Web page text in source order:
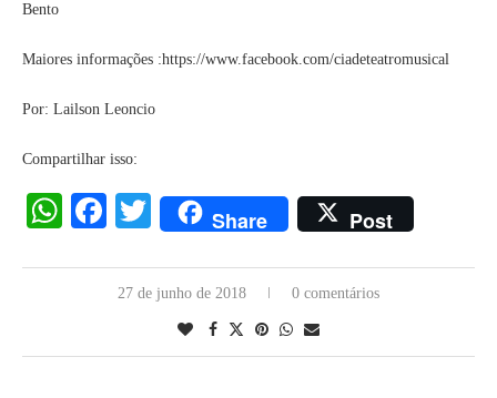
Bento
Maiores informações :https://www.facebook.com/ciadeteatromusical
Por: Lailson Leoncio
Compartilhar isso:
WhatsApp
Facebook
Twitter
Share Post
27 de junho de 2018 0 comentários